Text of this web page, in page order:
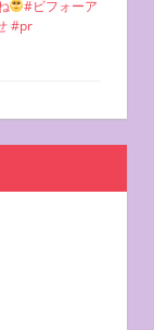
#ビフォーア
#pr